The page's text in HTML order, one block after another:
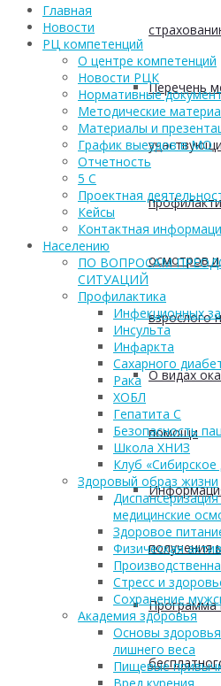
Перечень
осмотров и
взрослого
О видах
помощи
получения
Программа
Главная
Новости
РЦ компетенций
О центре компетенций
Новости РЦК
Нормативные
Методические
Материалы и
График выездов в МО
Отчетность
5 С
Проектная
Кейсы
Контактная
Населению
ПО ВОПРОСАМ
СИТУАЦИЙ
Профилактика
Инфекционных
Инсульта
Инфаркта
Сахарного
Рака
ХОБЛ
Гепатита С
Безопасность
Школа ХНИЗ
Клуб «Сибирское
Здоровый образ жизни
медицинские
Здоровое
Физическая
Стресс и
Сохранение
Академия здоровья
Основы
лишнего веса
Пищевые